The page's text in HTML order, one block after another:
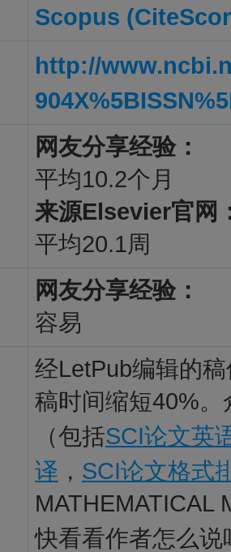
Scopus
http://
网友分享经验：
平均10.2个月
来源Elsevier官网
平均20.1周
网友分享经验：
容易
经LetPub编辑的
稿时间缩短40%
（包括SCI论文英
译 ， SCI论文格式
MATHEMATICAL
快看看作者怎么说